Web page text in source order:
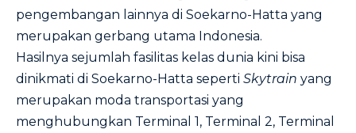
pengembangan lainnya di Soekarno-Hatta yang
merupakan gerbang utama Indonesia.
Hasilnya sejumlah fasilitas kelas dunia kini bisa
dinikmati di Soekarno-Hatta seperti Skytrain yang
merupakan moda transportasi yang
menghubungkan Terminal 1, Terminal 2, Terminal